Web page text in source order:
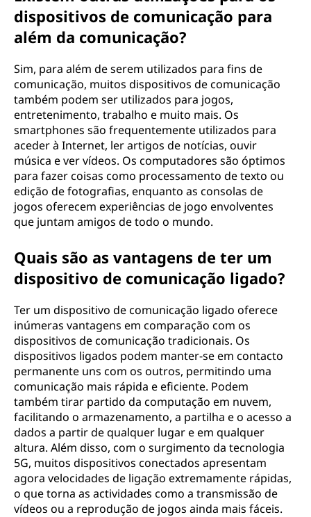
dispositivos de comunicação para
além da comunicação?
Sim, para além de serem utilizados para fins de
comunicação, muitos dispositivos de comunicação
também podem ser utilizados para jogos,
entretenimento, trabalho e muito mais. Os
smartphones são frequentemente utilizados para
aceder à Internet, ler artigos de notícias, ouvir
música e ver vídeos. Os computadores são óptimos
para fazer coisas como processamento de texto ou
edição de fotografias, enquanto as consolas de
jogos oferecem experiências de jogo envolventes
que juntam amigos de todo o mundo.
Quais são as vantagens de ter um
dispositivo de comunicação ligado?
Ter um dispositivo de comunicação ligado oferece
inúmeras vantagens em comparação com os
dispositivos de comunicação tradicionais. Os
dispositivos ligados podem manter-se em contacto
permanente uns com os outros, permitindo uma
comunicação mais rápida e eficiente. Podem
também tirar partido da computação em nuvem,
facilitando o armazenamento, a partilha e o acesso a
dados a partir de qualquer lugar e em qualquer
altura. Além disso, com o surgimento da tecnologia
5G, muitos dispositivos conectados apresentam
agora velocidades de ligação extremamente rápidas,
o que torna as actividades como a transmissão de
vídeos ou a reprodução de jogos ainda mais fáceis.